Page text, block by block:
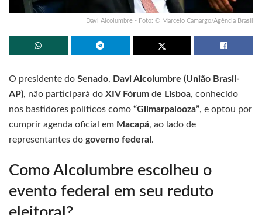
Davi Alcolumbre - Foto: © Marcelo Camargo/Agência Brasil
O presidente do Senado, Davi Alcolumbre (União Brasil-
AP), não participará do XIV Fórum de Lisboa, conhecido
nos bastidores políticos como “Gilmarpalooza”, e optou por
cumprir agenda oficial em Macapá, ao lado de
representantes do governo federal .
Como Alcolumbre escolheu o
evento federal em seu reduto